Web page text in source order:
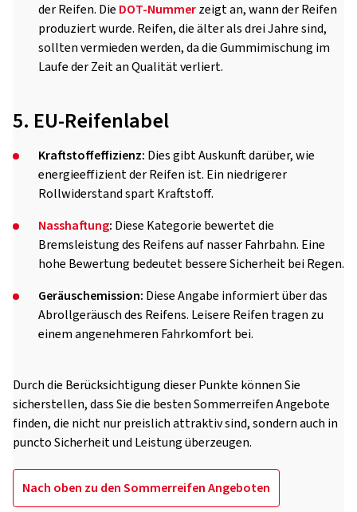
der Reifen. Die DOT-Nummerzeigt an, wann der Reifen
produziert wurde. Reifen, die älter als drei Jahre sind,
sollten vermieden werden, da die Gummimischung im
Laufe der Zeit an Qualität verliert.
5. EU-Reifenlabel
Kraftstoffeffizienz: Dies gibt Auskunft darüber, wie
energieeffizient der Reifen ist. Ein niedrigerer
Rollwiderstand spart Kraftstoff.
Nasshaftung: Diese Kategorie bewertet die
Bremsleistung des Reifens auf nasser Fahrbahn. Eine
hohe Bewertung bedeutet bessere Sicherheit bei Regen.
Geräuschemission: Diese Angabe informiert über das
Abrollgeräusch des Reifens. Leisere Reifen tragen zu
einem angenehmeren Fahrkomfort bei.
Durch die Berücksichtigung dieser Punkte können Sie
sicherstellen, dass Sie die besten Sommerreifen Angebote
finden, die nicht nur preislich attraktiv sind, sondern auch in
puncto Sicherheit und Leistung überzeugen.
Nach oben zu den Sommerreifen Angeboten